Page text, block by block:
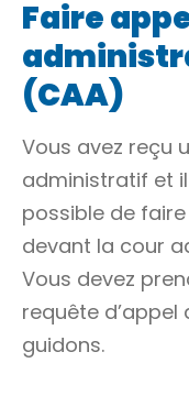
Faire
(CAA)
Vous avez reçu
administratif et
possible de
devant la cour
Vous devez
requête d’appel
guidons.